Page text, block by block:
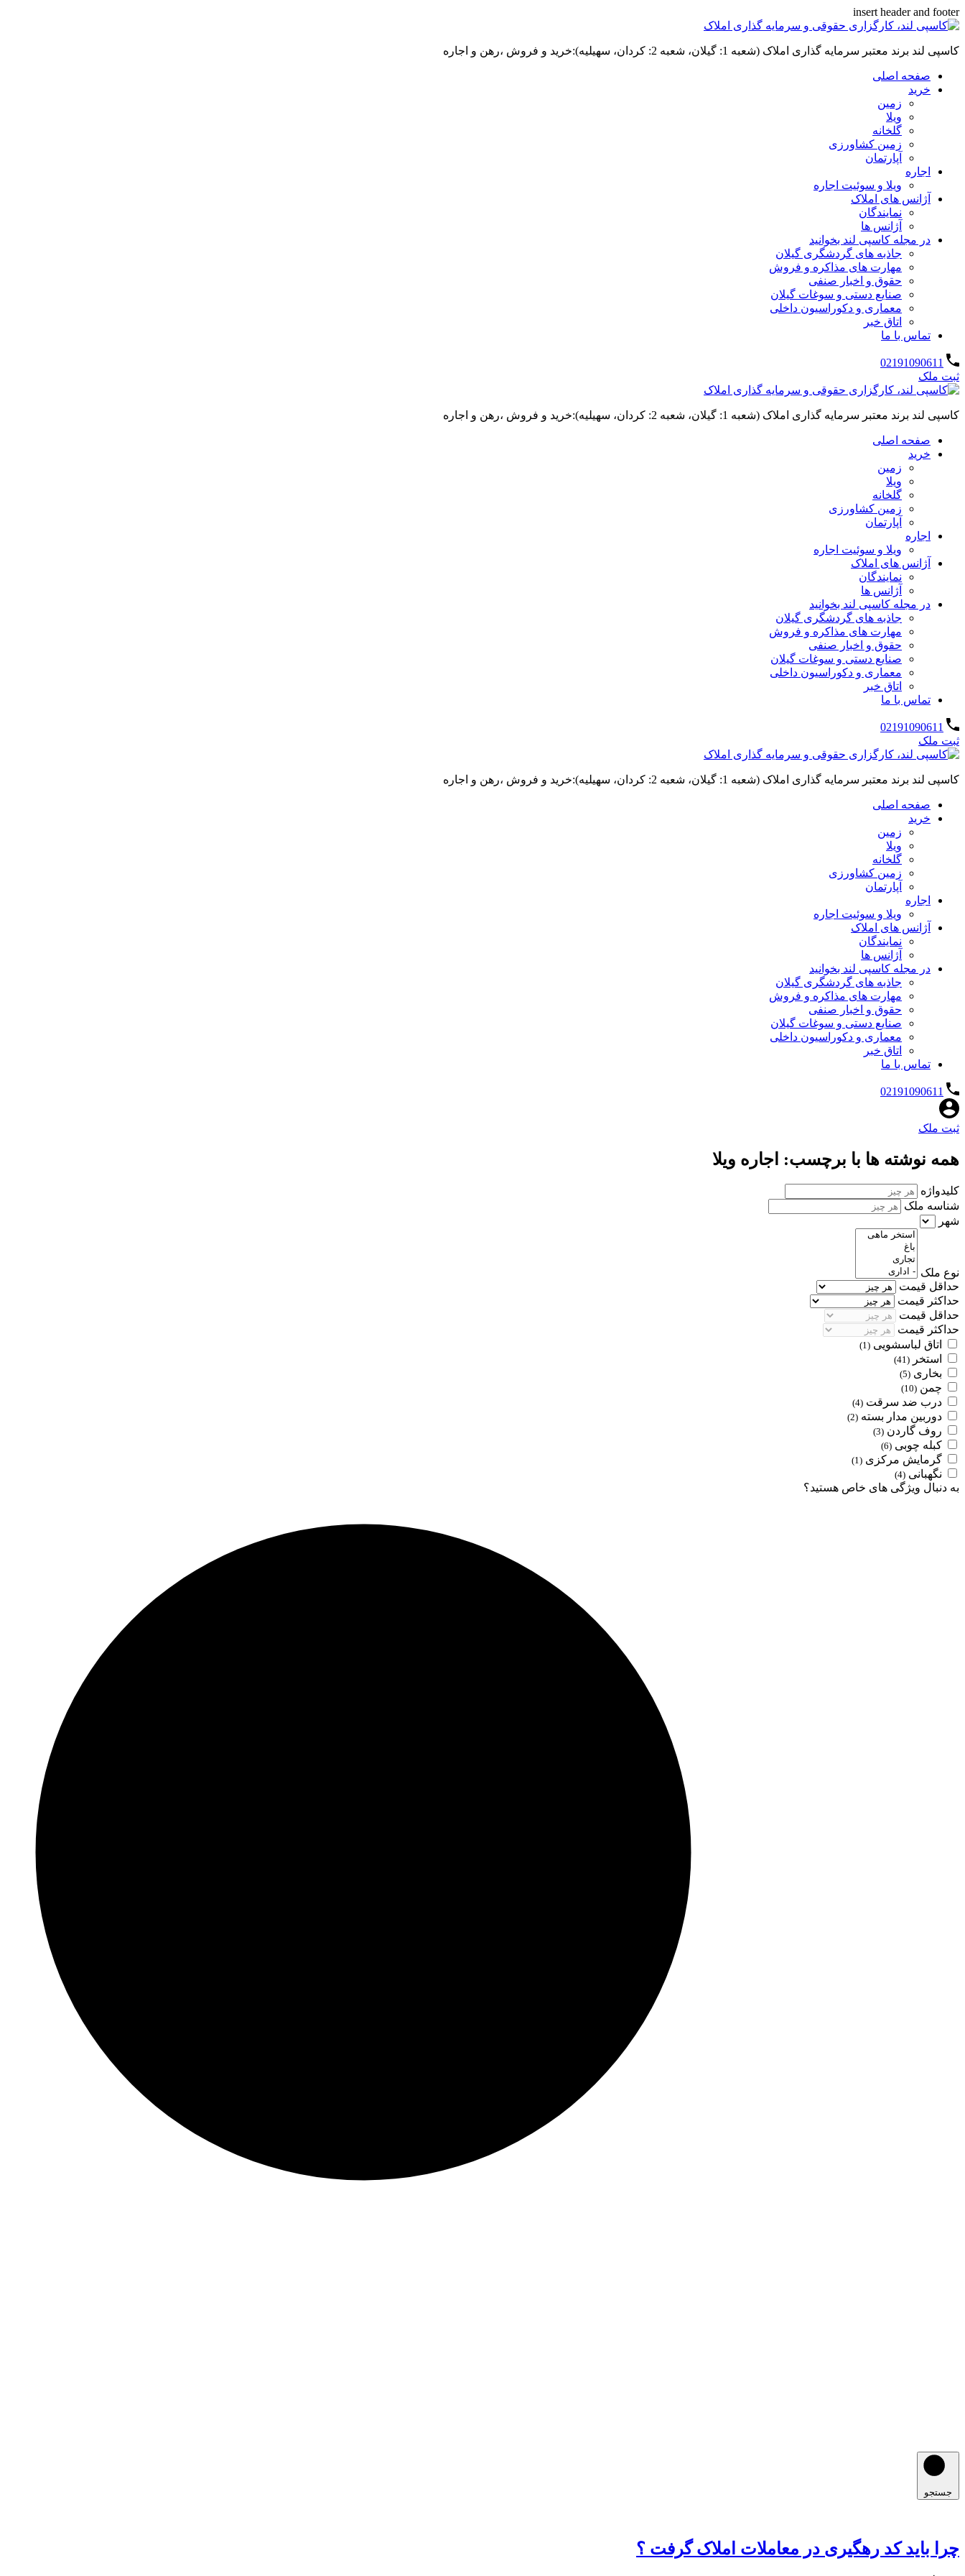
insert header and footer
کاسپی لند برند معتبر سرمایه گذاری املاک (شعبه 1: گیلان، شعبه 2: کردان، سهیلیه):خرید و فروش ،رهن و اجاره
صفحه اصلی
خرید
زمین
ویلا
گلخانه
زمین کشاورزی
آپارتمان
اجاره
ویلا و سوئیت اجاره
آژانس های املاک
نمایندگان
آژانس ها
در مجله کاسپی لند بخوانید
جاذبه های گردشگری گیلان
مهارت های مذاکره و فروش
حقوق و اخبار صنفی
صنایع دستی و سوغات گیلان
معماری و دکوراسیون داخلی
اتاق خبر
تماس با ما
02191090611
ثبت ملک
کاسپی لند برند معتبر سرمایه گذاری املاک (شعبه 1: گیلان، شعبه 2: کردان، سهیلیه):خرید و فروش ،رهن و اجاره
صفحه اصلی
خرید
زمین
ویلا
گلخانه
زمین کشاورزی
آپارتمان
اجاره
ویلا و سوئیت اجاره
آژانس های املاک
نمایندگان
آژانس ها
در مجله کاسپی لند بخوانید
جاذبه های گردشگری گیلان
مهارت های مذاکره و فروش
حقوق و اخبار صنفی
صنایع دستی و سوغات گیلان
معماری و دکوراسیون داخلی
اتاق خبر
تماس با ما
02191090611
ثبت ملک
کاسپی لند برند معتبر سرمایه گذاری املاک (شعبه 1: گیلان، شعبه 2: کردان، سهیلیه):خرید و فروش ،رهن و اجاره
صفحه اصلی
خرید
زمین
ویلا
گلخانه
زمین کشاورزی
آپارتمان
اجاره
ویلا و سوئیت اجاره
آژانس های املاک
نمایندگان
آژانس ها
در مجله کاسپی لند بخوانید
جاذبه های گردشگری گیلان
مهارت های مذاکره و فروش
حقوق و اخبار صنفی
صنایع دستی و سوغات گیلان
معماری و دکوراسیون داخلی
اتاق خبر
تماس با ما
02191090611
ثبت ملک
همه نوشته ها با برچسب: اجاره ویلا
کلیدواژه
شناسه ملک
شهر
نوع ملک
حداقل قیمت
حداکثر قیمت
حداقل قیمت
حداکثر قیمت
اتاق لباسشویی (1)
استخر (41)
بخاری (5)
چمن (10)
درب ضد سرقت (4)
دوربین مدار بسته (2)
روف گاردن (3)
کبله چوبی (6)
گرمایش مرکزی (1)
نگهبانی (4)
به دنبال ویژگی های خاص هستید؟
جستجو
چرا باید کد رهگیری در معاملات املاک گرفت ؟